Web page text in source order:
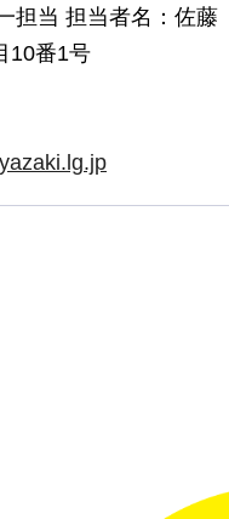
担当 担当者名：佐藤
10番1号